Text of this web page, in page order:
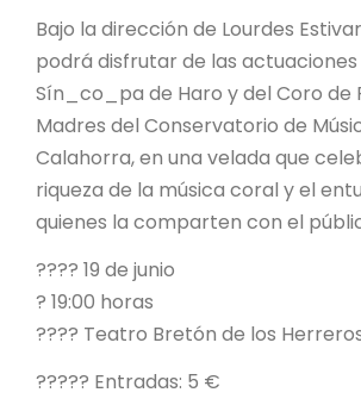
Bajo la dirección de Lourdes
podrá disfrutar de las
Sín_co_pa de Haro y del Coro de
Madres del Conservatorio de
Calahorra, en una velada que
riqueza de la música coral y el
quienes la comparten con el
???? 19 de junio
? 19:00 horas
???? Teatro Bretón de los
????? Entradas: 5 €